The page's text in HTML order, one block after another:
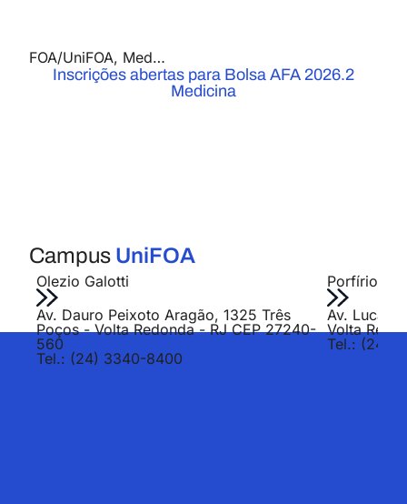
FOA/UniFOA, Medicina
Inscrições abertas para Bolsa AFA 2026.2
Medicina
Campus UniFOA
Olezio Galotti
Av. Dauro Peixoto Aragão, 1325 Três
Poços - Volta Redonda - RJ CEP 27240-
560
Tel.: (24) 3340-8400
Porfírio
Av. Lucas
Volta
Tel.: (24)